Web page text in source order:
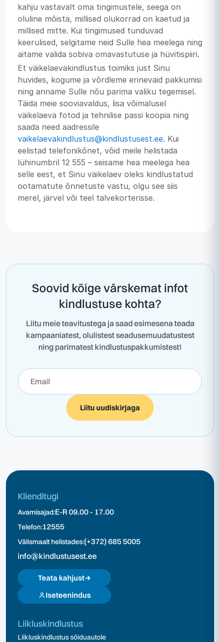
kahju vastavalt oma tingimustele, seega on
oluline mõista, millised olukorrad on kaetud ja
millised mitte. Kui tingimused tunduvad
keerulised, selgitame neid Sulle hea meelega ning
aitame valida sobiva omavastutuse ja hüvitispiiri.
Et väikelaevakindlustus toimiks just Sinu
huvides, kogume ja võrdleme erinevaid pakkumisi
ning anname Sulle nõu parima valiku tegemisel.
Täida meie sooviavaldus, lisa võimalusel
väikelaeva fotod ja tehnilise passi koopia ning
saada need aadressile
vaikelaevakindlustus@kindlustusest.ee. Kui
eelistad telefonikõnet, võid meile helistada
lühinumbril 12 555 – seisame hea meelega hea
selle eest, et Sinu väikelaev oleks kindlustatud
ootamatute õnnetuste vastu, olgu see siis
merel, järvel või teel talvekorterisse.
Soovid kõige värskemat infot
kindlustuse kohta?
Liitu meie teavitustega ja saad esimesena teada
kampaaniatest, olulistest seadusemuudatustest
ning parimatest kindlustuspakkumistest!
Liitu uudiskirjaga
Klienditugi
Avamisajad:E-R 09.00 - 17.00
Telefon:12555
Välismaalt helistades:(+372) 685 5005
info@kindlustusest.ee
Teata kahjust
Iseteenindus
Liikluskindlustus
Liikluskindlustus sõiduautole